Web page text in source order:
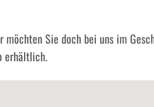
Sie doch bei uns im
erhältlich.